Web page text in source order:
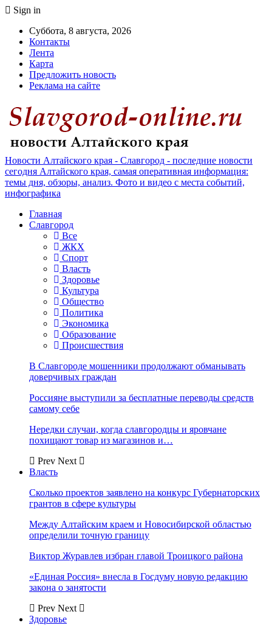
Sign in
Суббота, 8 августа, 2026
Контакты
Лента
Карта
Предложить новость
Реклама на сайте
Новости Алтайского края - Славгород - последние новости
сегодня Алтайского края, самая оперативная информация:
темы дня, обзоры, анализ. Фото и видео с места событий,
инфографика
Главная
Славгород
Все
ЖКХ
Спорт
Власть
Здоровье
Культура
Общество
Политика
Экономика
Образование
Происшествия
В Славгороде мошенники продолжают обманывать
доверчивых граждан
Россияне выступили за бесплатные переводы средств
самому себе
Нередки случаи, когда славгородцы и яровчане
похищают товар из магазинов и…
Prev Next
Власть
Сколько проектов заявлено на конкурс Губернаторских
грантов в сфере культуры
Между Алтайским краем и Новосибирской областью
определили точную границу
Виктор Журавлев избран главой Троицкого района
«Единая Россия» внесла в Госдуму новую редакцию
закона о занятости
Prev Next
Здоровье